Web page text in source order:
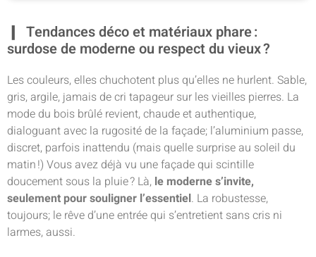
Tendances déco et matériaux phare :
surdose de moderne ou respect du vieux ?
Les couleurs, elles chuchotent plus qu’elles ne hurlent. Sable,
gris, argile, jamais de cri tapageur sur les vieilles pierres. La
mode du bois brûlé revient, chaude et authentique,
dialoguant avec la rugosité de la façade; l’aluminium passe,
discret, parfois inattendu (mais quelle surprise au soleil du
matin !) Vous avez déjà vu une façade qui scintille
doucement sous la pluie ? Là, le moderne s’invite,
seulement pour souligner l’essentiel. La robustesse,
toujours; le rêve d’une entrée qui s’entretient sans cris ni
larmes, aussi.